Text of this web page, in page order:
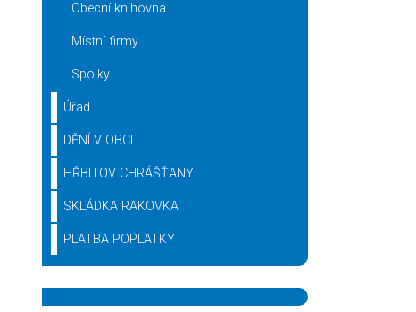
Obecní knihovna
Místní firmy
Spolky
Úřad
DĚNÍ V OBCI
HŘBITOV CHRÁŠŤANY
SKLÁDKA RAKOVKA
PLATBA POPLATKY